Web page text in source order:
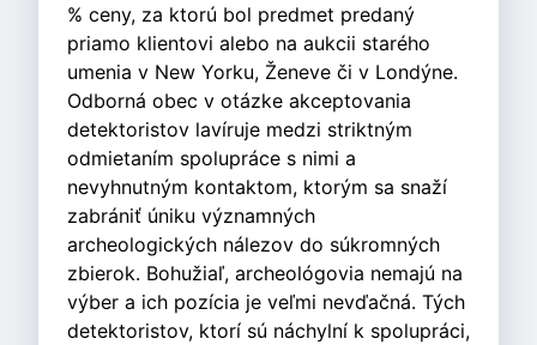
% ceny, za ktorú bol predmet predaný
priamo klientovi alebo na aukcii starého
umenia v New Yorku, Ženeve či v Londýne.
Odborná obec v otázke akceptovania
detektoristov lavíruje medzi striktným
odmietaním spolupráce s nimi a
nevyhnutným kontaktom, ktorým sa snaží
zabrániť úniku významných
archeologických nálezov do súkromných
zbierok. Bohužiaľ, archeológovia nemajú na
výber a ich pozícia je veľmi nevďačná. Tých
detektoristov, ktorí sú náchylní k spolupráci,